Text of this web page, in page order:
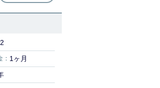
： 1ヶ月